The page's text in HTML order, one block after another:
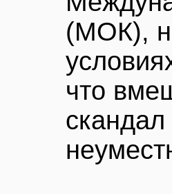
(МОК),
что